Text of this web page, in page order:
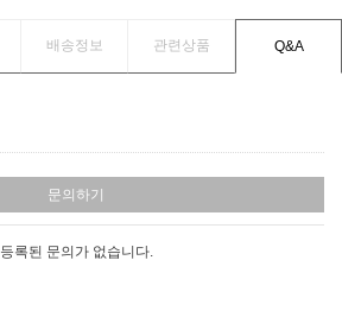
배송정보 관련상품 Q&A
문의하기
등록된 문의가 없습니다.